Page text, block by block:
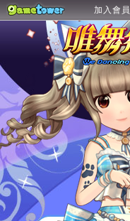
加入會員